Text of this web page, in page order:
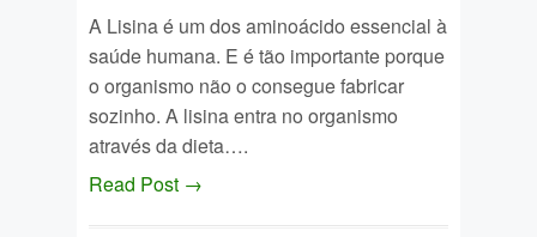
A Lisina é um dos aminoácido essencial à
saúde humana. E é tão importante porque
o organismo não o consegue fabricar
sozinho. A lisina entra no organismo
através da dieta….
Read Post →